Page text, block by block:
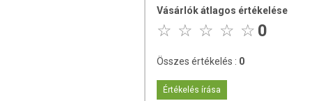
A myo-inozitol egy olyan inozitol
test hogyan használja fel a glükózt.
egészség támogatásában, hozzájárulva
Vásárlók átlagos értékelése
0
Összes értékelés : 0
Értékelés írása